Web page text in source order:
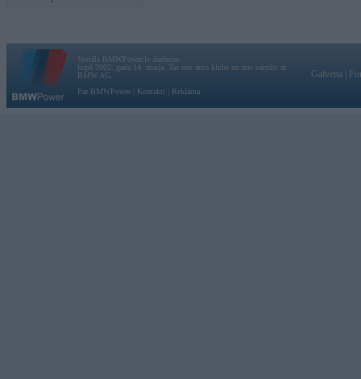
Vortāls BMWPower.lv darbojas
kopš 2002. gada 14. maija. Tas nav auto klubs un nav saistīts ar
BMW AG.
Par BMWPower
Kontakti Reklāma
Galvena